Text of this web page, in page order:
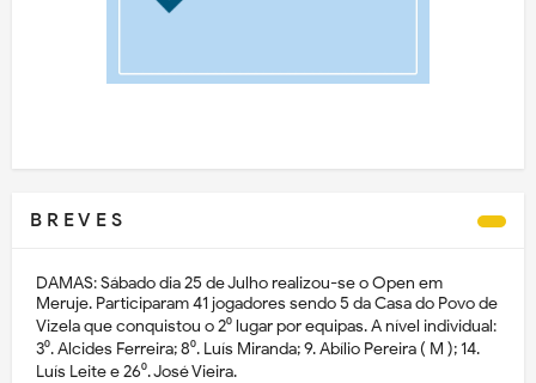
B R E V E S
DAMAS: Sábado dia 25 de Julho realizou-se o Open em
Meruje. Participaram 41 jogadores sendo 5 da Casa do Povo de
Vizela que conquistou o 2⁰ lugar por equipas. A nível individual:
3⁰. Alcides Ferreira; 8⁰. Luís Miranda; 9. Abílio Pereira ( M ); 14.
Luís Leite e 26⁰. José Vieira.